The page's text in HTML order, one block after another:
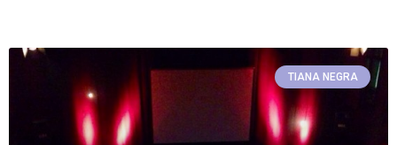
TIANA NEGRA